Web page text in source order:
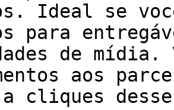
Ideal se
para
de mídia.
aos
cliques